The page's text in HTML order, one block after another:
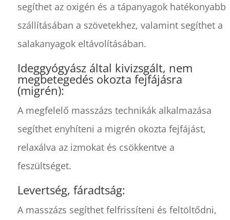
segíthet az oxigén és a tápanyagok hatékonyabb
szállításában a szövetekhez, valamint segíthet a
salakanyagok eltávolításában.
Ideggyógyász által kivizsgált, nem
megbetegedés okozta fejfájásra
(migrén):
A megfelelő masszázs technikák alkalmazása
segíthet enyhíteni a migrén okozta fejfájást,
relaxálva az izmokat és csökkentve a
feszültséget.
Levertség, fáradtság:
A masszázs segíthet felfrissíteni és feltöltődni,